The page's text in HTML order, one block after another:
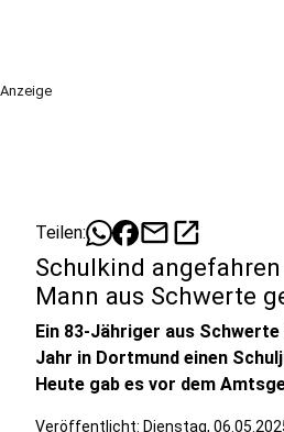
Anzeige
Teilen: mailopen_in_new
Schulkind
Mann aus Schwerte
Ein 83-Jähriger aus
Jahr in Dortmund einen
Heute gab es vor dem
Veröffentlicht: Dienstag,